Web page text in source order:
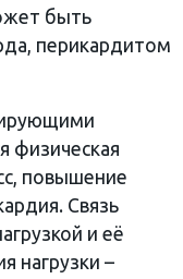
быть
перикардитом
физическая
повышение
Связь
и её
нагрузки –